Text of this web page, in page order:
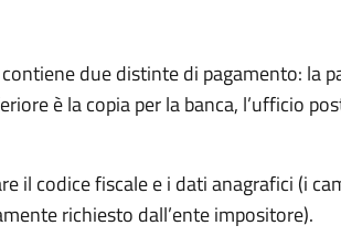
due distinte di pagamento: la
è la copia per la banca, l’ufficio
il codice fiscale e i dati anagrafici (i
richiesto dall’ente impositore).